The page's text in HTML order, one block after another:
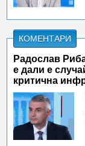
КОМЕНТАРИ
Радослав
е дали е
критична